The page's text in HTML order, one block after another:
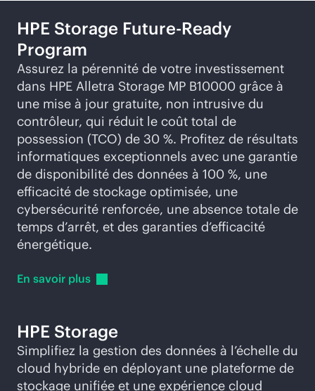
HPE Storage Future-Ready
Program
Assurez la pérennité de votre investissement
dans HPE Alletra Storage MP B10000 grâce à
une mise à jour gratuite, non intrusive du
contrôleur, qui réduit le coût total de
possession (TCO) de 30 %. Profitez de résultats
informatiques exceptionnels avec une garantie
de disponibilité des données à 100 %, une
efficacité de stockage optimisée, une
cybersécurité renforcée, une absence totale de
temps d’arrêt, et des garanties d’efficacité
énergétique.
En savoir plus
HPE Storage
Simplifiez la gestion des données à l’échelle du
cloud hybride en déployant une plateforme de
stockage unifiée et une expérience cloud